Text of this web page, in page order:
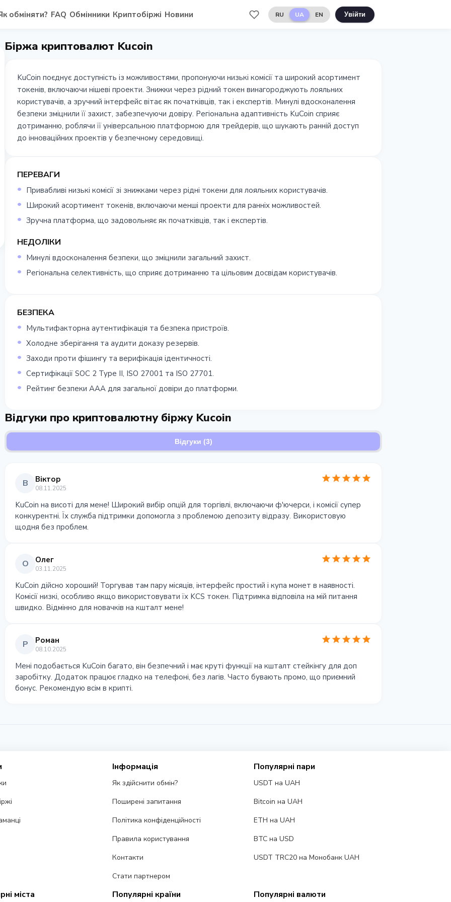
обміняти? FAQ Обмінники Криптобіржі Новини RU UA EN Увійти
Біржа криптовалют Kucoin
KuCoin поєднує доступність із можливостями, пропонуючи низькі комісії та широкий асортимент
токенів, включаючи нішеві проекти. Знижки через рідний токен винагороджують лояльних
користувачів, а зручний інтерфейс вітає як початківців, так і експертів. Минулі вдосконалення
безпеки зміцнили її захист, забезпечуючи довіру. Регіональна адаптивність KuCoin сприяє
дотриманню, роблячи її універсальною платформою для трейдерів, що шукають ранній доступ
до інноваційних проектів у безпечному середовищі.
ПЕРЕВАГИ
Привабливі низькі комісії зі знижками через рідні токени для лояльних користувачів.
Широкий асортимент токенів, включаючи менші проекти для ранніх можливостей.
Зручна платформа, що задовольняє як початківців, так і експертів.
НЕДОЛІКИ
Минулі вдосконалення безпеки, що зміцнили загальний захист.
Регіональна селективність, що сприяє дотриманню та цільовим досвідам користувачів.
БЕЗПЕКА
Мультифакторна аутентифікація та безпека пристроїв.
Холодне зберігання та аудити доказу резервів.
Заходи проти фішингу та верифікація ідентичності.
Сертифікації SOC 2 Type II, ISO 27001 та ISO 27701.
Рейтинг безпеки AAA для загальної довіри до платформи.
Відгуки про криптовалютну біржу Kucoin
Відгуки (3)
В Віктор
08.11.2025
KuCoin на висоті для мене! Широкий вибір опцій для торгівлі, включаючи ф'ючерси, і комісії супер
конкурентні. Їх служба підтримки допомогла з проблемою депозиту відразу. Використовую
щодня без проблем.
О Олег
03.11.2025
KuCoin дійсно хороший! Торгував там пару місяців, інтерфейс простий і купа монет в наявності.
Комісії низкі, особливо якщо використовувати їх KCS токен. Підтримка відповіла на мій питання
швидко. Відмінно для новачків на кшталт мене!
Р Роман
08.10.2025
Мені подобається KuCoin багато, він безпечний і має круті функції на кшталт стейкінгу для доп
заробітку. Додаток працює гладко на телефоні, без лагів. Часто бувають промо, що приємний
бонус. Рекомендую всім в крипті.
Інформація
Як здійснити обмін?
Поширені запитання
Політика конфіденційності
Правила користування
Контакти
Стати партнером
Популярні пари
USDT на UAH
Bitcoin на UAH
ETH на UAH
BTC на USD
USDT TRC20 на Монобанк UAH
міста Популярні країни Популярні валюти